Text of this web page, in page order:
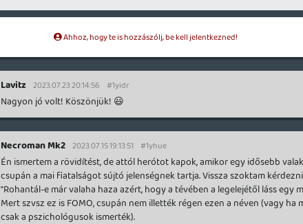
Ahhoz, hogy te is hozzászólj, be kell jelentkezned!
Lavitz 2023.07.23 20:14:56 #1yidr
Nagyon jó volt! Köszönjük! 😃
Necroman Mk2 2023.07.15 19:13:51 #1yhue
Én ismertem a rövidítést, de attól herótot kapok, amikor egy idősebb
csupán a mai fiatalságot sújtó jelenségnek tartja. Vissza szoktam
"Rohantál-e már valaha haza azért, hogy a tévében a legelejétől láss egy
Mert szvsz ez is FOMO, csupán nem illették régen ezen a néven (vagy ha
csak a pszichológusok ismerték).